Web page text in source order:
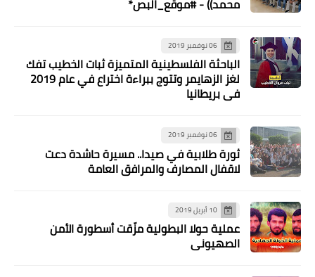
أخبار فلسطين
*حركة فتح في صور تشارك عائلة الصادق
احزانها في الشبريحا*
06 نوفمبر 2019
الباحثة الفلسطينية المتميزة ثبات الخطيب تفك
لغز الزهايمر وتتوج ببراءة اختراع في عام 2019
في بريطانيا
06 نوفمبر 2019
ثورة طلابية في صيدا.. مسيرة حاشدة دعت
لاقفال المصارف والمرافق العامة
10 أبريل 2019
عملية حولا البطولية مزّقت أسطورة الأمن
الصهيوني